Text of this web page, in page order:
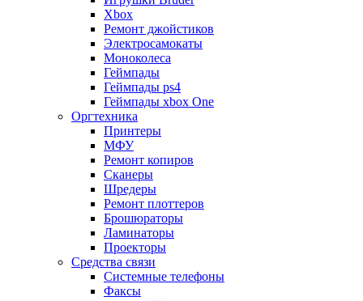
Xbox
Ремонт джойстиков
Электросамокаты
Моноколеса
Геймпады
Геймпады ps4
Геймпады xbox One
Оргтехника
Принтеры
МФУ
Ремонт копиров
Сканеры
Шредеры
Ремонт плоттеров
Брошюраторы
Ламинаторы
Проекторы
Средства связи
Системные телефоны
Факсы